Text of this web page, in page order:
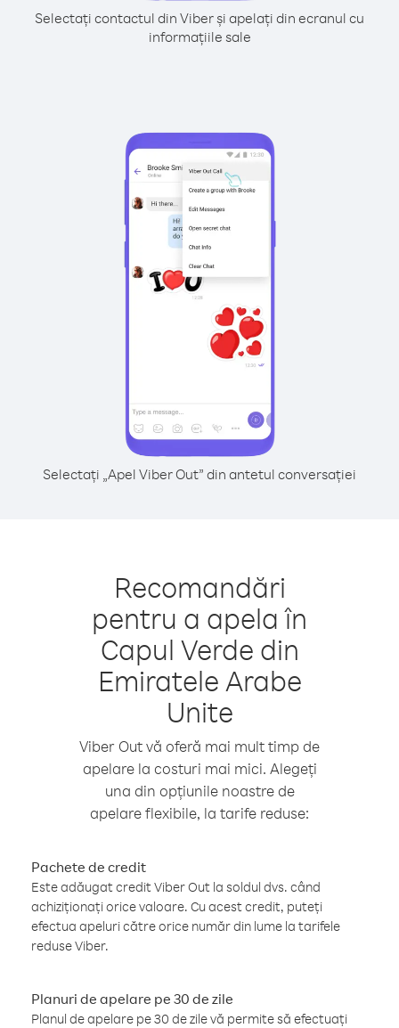
Selectați contactul din Viber și apelați din ecranul cu
informațiile sale
Selectați „Apel Viber Out” din antetul conversației
Recomandări
pentru a apela în
Capul Verde din
Emiratele Arabe
Unite
Viber Out vă oferă mai mult timp de
apelare la costuri mai mici. Alegeți
una din opțiunile noastre de
apelare flexibile, la tarife reduse:
Pachete de credit
Este adăugat credit Viber Out la soldul dvs. când
achiziționați orice valoare. Cu acest credit, puteți
efectua apeluri către orice număr din lume la tarifele
reduse Viber.
Planuri de apelare pe 30 de zile
Planul de apelare pe 30 de zile vă permite să efectuați